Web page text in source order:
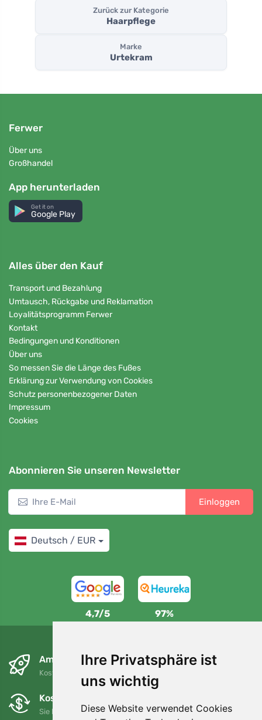
Ihre Privatsphäre ist
uns wichtig
Diese Website verwendet Cookies
Zurück zur Kategorie
Haarpflege
Marke
Urtekram
Ferwer
Über uns
Großhandel
App herunterladen
Get it on
Google Play
Alles über den Kauf
Transport und Bezahlung
Umtausch, Rückgabe und Reklamation
Loyalitätsprogramm Ferwer
Kontakt
Bedingungen und Konditionen
Über uns
So messen Sie die Länge des Fußes
Erklärung zur Verwendung von Cookies
Schutz personenbezogener Daten
Impressum
Cookies
Abonnieren Sie unseren Newsletter
Einloggen
Deutsch / EUR
4,7/5 97%
Am nächsten Tag und kostenlos
Kostenloser Versand für Bestellungen über 80 EUR
Kostenloser Umtausch und Rückgabe
Sie können Ihre Bestellung jederzeit innerhalb von 90 Tagen